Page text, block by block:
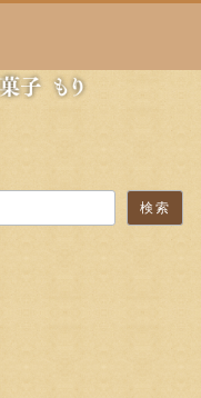
検索